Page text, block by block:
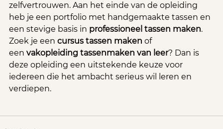
zelfvertrouwen. Aan het einde van de opleiding
heb je een portfolio met handgemaakte tassen en
een stevige basis in professioneel tassen maken.
Zoek je een cursus tassen maken of
een vakopleiding tassenmaken van leer? Dan is
deze opleiding een uitstekende keuze voor
iedereen die het ambacht serieus wil leren en
verdiepen.